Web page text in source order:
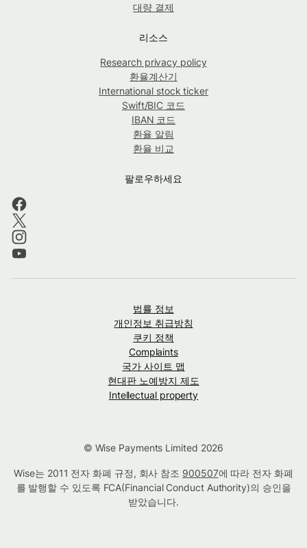
대량 결제
리소스
Research privacy policy
환율계산기
International stock ticker
Swift/BIC 코드
IBAN 코드
환율 알림
환율 비교
팔로우하세요
법률 정보
개인정보 취급방침
쿠키 정책
Complaints
국가 사이트 맵
현대판 노예방지 제도
Intellectual property
© Wise Payments Limited 2026
Wise는 2011 전자 화폐 규정, 회사 참조 900507에 따라 전자 화폐
를 발행할 수 있도록 FCA(Financial Conduct Authority)의 승인을
받았습니다.